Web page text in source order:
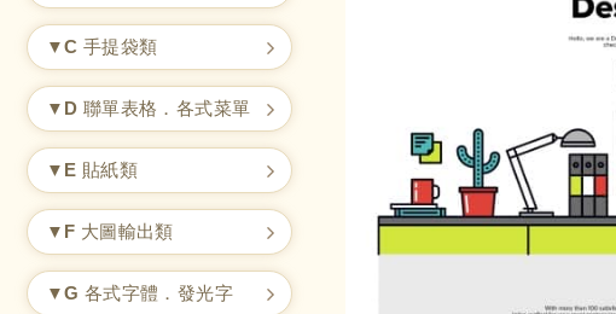
▼C 手提袋類
▼D 聯單表格．各式菜單
▼E 貼紙類
▼F 大圖輸出類
▼G 各式字體．發光字